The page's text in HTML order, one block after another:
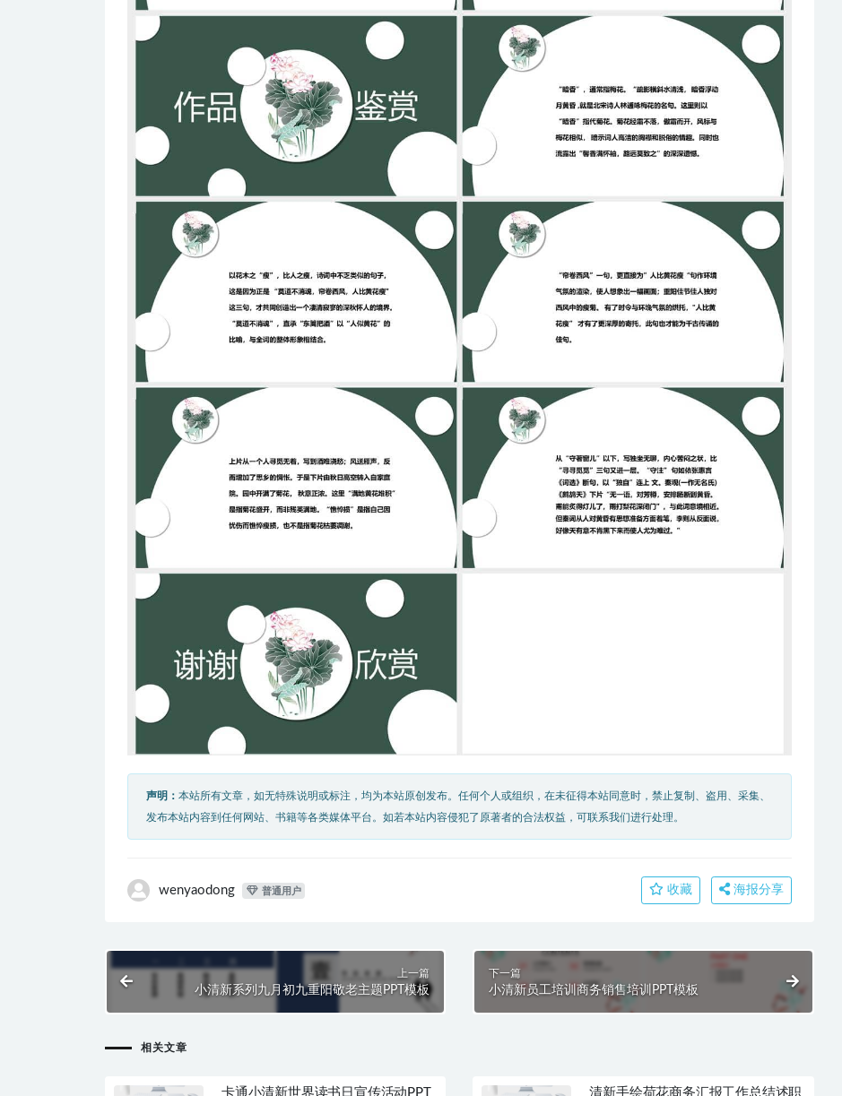
声明： 本站所有文章，如无特殊说明或标注，均为本站原创发布。任何个人或组织，在未征得本站同意时，禁止复制、盗用、采集、
发布本站内容到任何网站、书籍等各类媒体平台。如若本站内容侵犯了原著者的合法权益，可联系我们进行处理。
wenyaodong 普通用户 收藏 海报分享
上一篇
小清新系列九月初九重阳敬老主题PPT模板
下一篇
小清新员工培训商务销售培训PPT模板
相关文章
卡通小清新世界读书日宣传活动PPT 清新手绘荷花商务汇报工作总结述职